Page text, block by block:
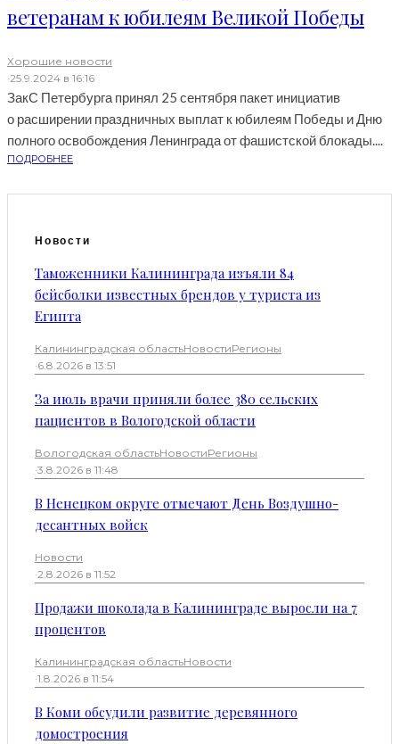
ветеранам к юбилеям Великой Победы
Хорошие новости
·25.9.2024 в 16:16
ЗакС Петербурга принял 25 сентября пакет инициатив
о расширении праздничных выплат к юбилеям Победы и Дню
полного освобождения Ленинграда от фашистской блокады....
ПОДРОБНЕЕ
Новости
Таможенники Калининграда изъяли 84
бейсболки известных брендов у туриста из
Египта
Калининградская областьНовостиРегионы
·6.8.2026 в 13:51
За июль врачи приняли более 380 сельских
пациентов в Вологодской области
Вологодская областьНовостиРегионы
·3.8.2026 в 11:48
В Ненецком округе отмечают День Воздушно-
десантных войск
Новости
·2.8.2026 в 11:52
Продажи шоколада в Калининграде выросли на 7
процентов
Калининградская областьНовости
·1.8.2026 в 11:54
В Коми обсудили развитие деревянного
домостроения